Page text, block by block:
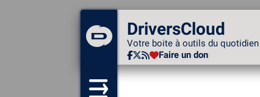
DriversCloud
Votre boite à outils du quotidien
Faire un don
DriversCloud
Votre boite à outils du
quotidien
Faire un don